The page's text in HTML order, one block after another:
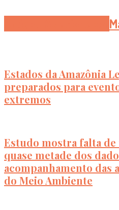
Estados da Amazônia
preparados para
extremos
Estudo mostra falta
quase metade dos
acompanhamento das
do Meio Ambiente